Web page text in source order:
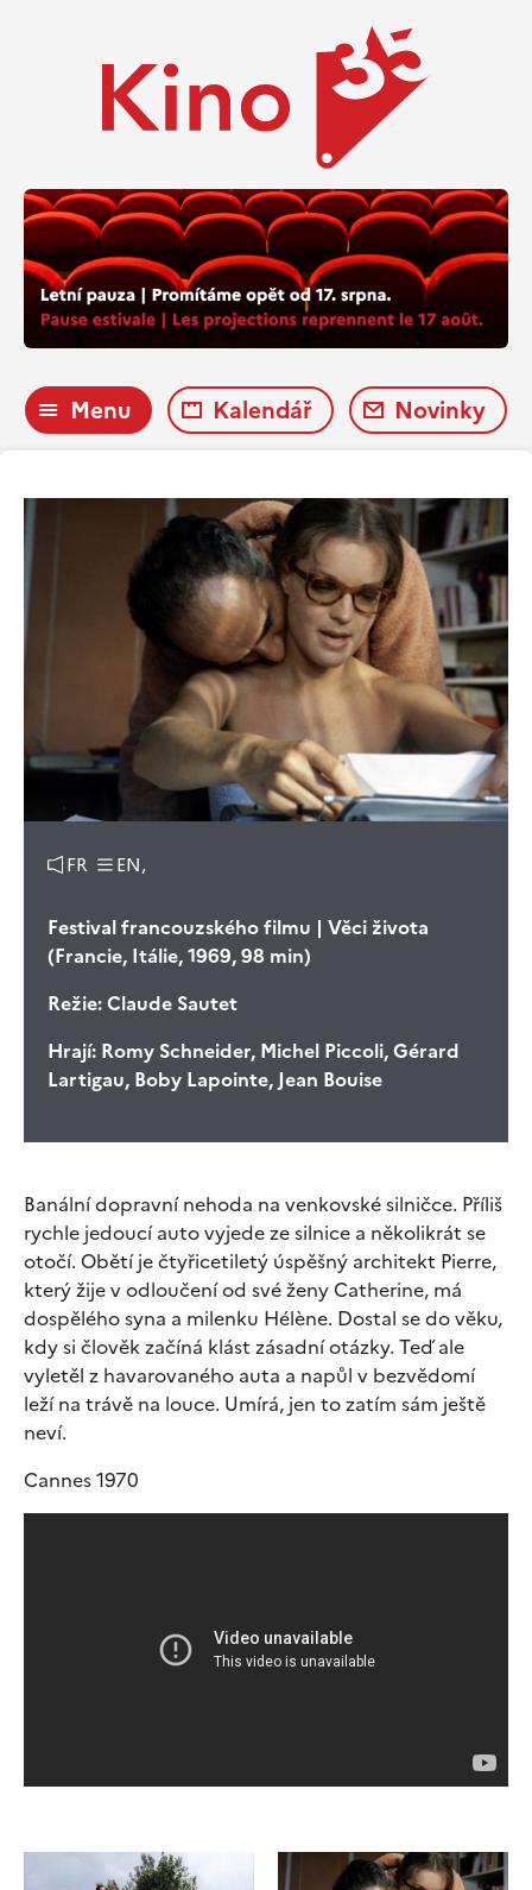
Menu Kalendář Novinky
FR EN,
Festival francouzského filmu | Věci života
(Francie, Itálie, 1969, 98 min)
Režie:Claude Sautet
Hrají: Romy Schneider, Michel Piccoli, Gérard
Lartigau, Boby Lapointe, Jean Bouise
Banální dopravní nehoda na venkovské silničce. Příliš
rychle jedoucí auto vyjede ze silnice a několikrát se
otočí. Obětí je čtyřicetiletý úspěšný architekt Pierre,
který žije v odloučení od své ženy Catherine, má
dospělého syna a milenku Hélène. Dostal se do věku,
kdy si člověk začíná klást zásadní otázky. Teď ale
vyletěl z havarovaného auta a napůl v bezvědomí
leží na trávě na louce. Umírá, jen to zatím sám ještě
neví.
Cannes 1970